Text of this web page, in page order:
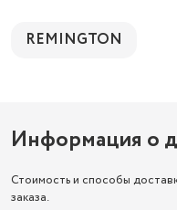
REMINGTON
Информация о
Стоимость и способы
заказа.